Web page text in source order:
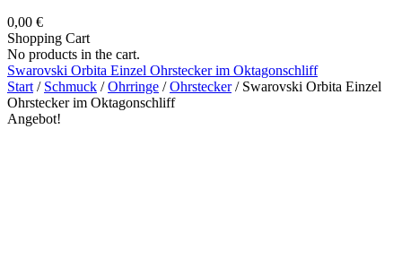
0,00 €
Shopping Cart
No products in the cart.
Swarovski Orbita Einzel Ohrstecker im Oktagonschliff
Start / Schmuck /Ohrringe /Ohrstecker/ Swarovski Orbita Einzel
Ohrstecker im Oktagonschliff
Angebot!